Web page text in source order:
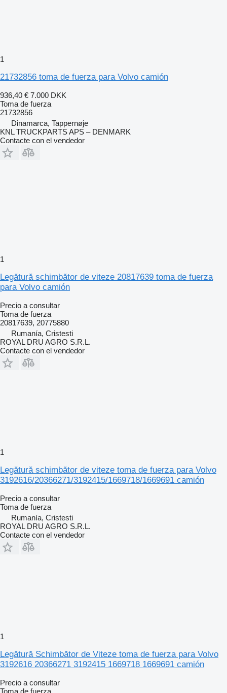
1
21732856 toma de fuerza para Volvo camión
936,40 € 7.000 DKK
Toma de fuerza
21732856
Dinamarca, Tappernøje
KNL TRUCKPARTS APS – DENMARK
Contacte con el vendedor
1
Legătură schimbător de viteze 20817639 toma de fuerza
para Volvo camión
Precio a consultar
Toma de fuerza
20817639, 20775880
Rumanía, Cristesti
ROYAL DRU AGRO S.R.L.
Contacte con el vendedor
1
Legătură schimbător de viteze toma de fuerza para Volvo
3192616/20366271/3192415/1669718/1669691 camión
Precio a consultar
Toma de fuerza
Rumanía, Cristesti
ROYAL DRU AGRO S.R.L.
Contacte con el vendedor
1
Legătură Schimbător de Viteze toma de fuerza para Volvo
3192616 20366271 3192415 1669718 1669691 camión
Precio a consultar
Toma de fuerza